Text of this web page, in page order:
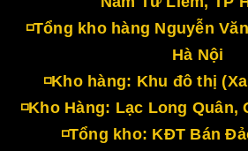
◽Tổng kho hàng Nguyễn
Hà Nội
◽Kho hàng: Khu đô thị
◽Kho Hàng: Lạc Long Quân,
◽Tổng kho: KĐT Bán